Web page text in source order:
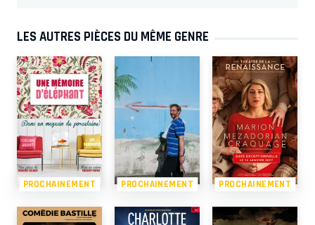
LES AUTRES PIÈCES DU MÊME GENRE
PROCHAINEMENT PROCHAINEMENT PROCHAINEMENT